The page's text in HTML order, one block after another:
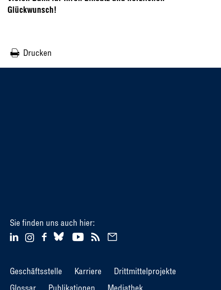
Glückwunsch!
Drucken
Sie finden uns auch hier:
Geschäftsstelle Karriere
Drittmittelprojekte
Glossar
Publikationen Mediathek